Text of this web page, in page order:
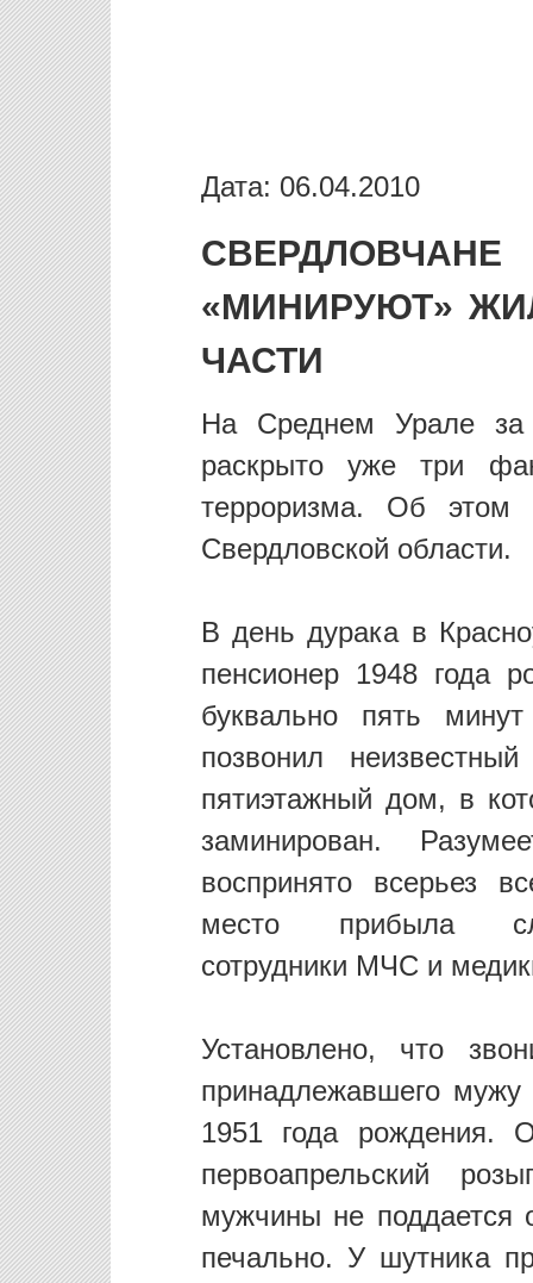
Дата: 06.04.2010
«МИНИРУЮТ»
ЧАСТИ
На Среднем Урале за
раскрыто уже три
терроризма. Об этом
Свердловской области.
В день дурака в
пенсионер 1948 года
буквально пять
позвонил
пятиэтажный дом, в
заминирован.
воспринято всерьез
место прибыла
сотрудники МЧС и
Установлено, что
принадлежавшего
1951 года рождения.
первоапрельский
мужчины не поддается
печально. У шутника